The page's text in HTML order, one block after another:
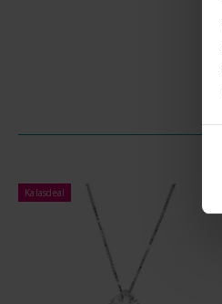
Kalasdeal